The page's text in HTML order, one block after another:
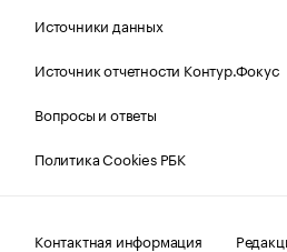
Источники данных
Источник отчетности Контур.Фокус
Вопросы и ответы
Политика Cookies РБК
Контактная информация